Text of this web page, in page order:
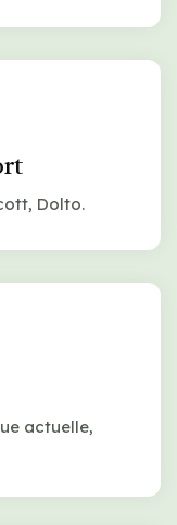
Dolto.
actuelle,